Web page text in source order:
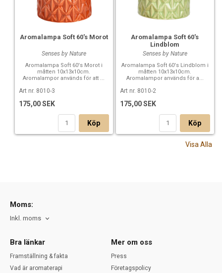
Aromalampa Soft 60's Morot
Senses by Nature
Aromalampa Soft 60's Morot i
måtten 10x13x10cm.
Aromalampor används för att ...
Art nr. 8010-3
175,00 SEK
Köp
Aromalampa Soft 60's
Lindblom
Senses by Nature
Aromalampa Soft 60's Lindblom i
måtten 10x13x10cm.
Aromalampor används för a...
Art nr. 8010-2
175,00 SEK
Köp
Visa Alla
Moms:
Inkl. moms
Bra länkar
Framställning & fakta
Vad är aromaterapi
Mer om oss
Press
Företagspolicy